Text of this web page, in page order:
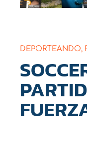
DEPORTEANDO,